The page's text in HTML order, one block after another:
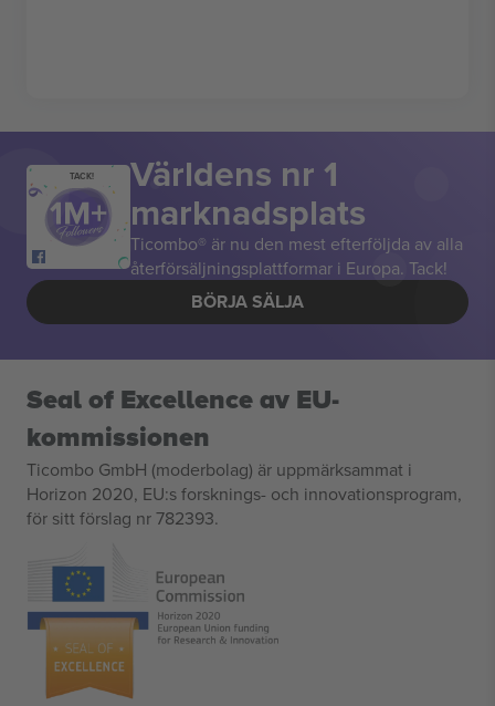
TACK! Världens nr 1
marknadsplats
Ticombo® är nu den mest efterföljda av alla
återförsäljningsplattformar i Europa. Tack!
BÖRJA SÄLJA
Seal of Excellence av EU-
kommissionen
Ticombo GmbH (moderbolag) är uppmärksammat i
Horizon 2020, EU:s forsknings- och innovationsprogram,
för sitt förslag nr 782393.